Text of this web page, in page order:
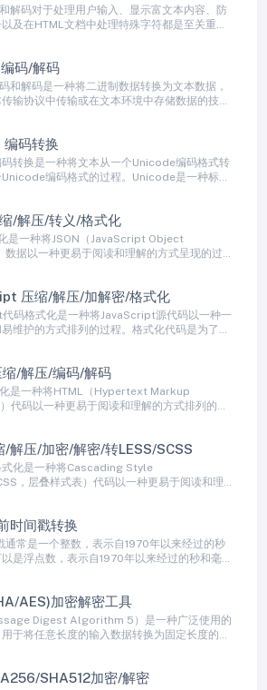
解码对于处理用户输入、显示富文本内容、防
及在HTML文档中处理特殊字符都是至关重要
。码/解码
和解码是一种将二进制数据转换为文本数据，
输协议中传输或在文本环境中存储数据的技
许二进制数据以纯文本形式传输，而不会导致
式问题。
码转换
转换是一种将文本从一个Unicode编码格式转
Unicode编码格式的过程。Unicode是一种标
转换以确保文本在不同环境和系统之间正确呈
/解压/转义/格式化
是一种将JSON（JavaScript Object
据以一种更易于阅读和理解的方式呈现的过
加缩进、换行和空白字符等方式来美化JSON数
好地呈现给人类读者。
压缩/解压/加解密/格式化
码格式化是一种将JavaScript源代码以一种一
维护的方式排列的过程。格式化代码是为了提
和提高代码的质量。
/解压/编码/解码
是一种将HTML（Hypertext Markup
代码以一种更易于阅读和理解的方式排列的过
、空格和注释等方式来美化HTML代码，使其
读者理解。
/解压/加密/解密/转LESS/SCSS
式化是一种将Cascading Style
，层叠样式表）代码以一种更易于阅读和理解
。CSS代码格式化通过添加缩进、换行、空格
来美化CSS代码，以使其更容易被人类读者理
时间戳转换
通常是一个整数，表示自1970年以来经过的秒
是浮点数，表示自1970年以来经过的秒和毫秒
AES)加密解密工具
Digest Algorithm 5）是一种广泛使用的
于将任意长度的输入数据转换为固定长度的散
值还原出原始数据。MD5通常用于数据校验、
SHA512加密/解密